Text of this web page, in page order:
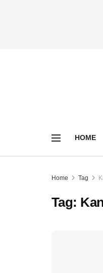
HOME
Home Tag
Tag: